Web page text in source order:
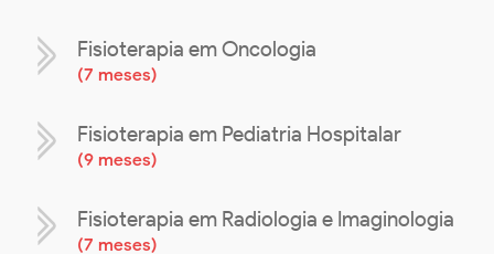
Fisioterapia em Oncologia
(7 meses)
Fisioterapia em Pediatria Hospitalar
(9 meses)
Fisioterapia em Radiologia e Imaginologia
(7 meses)